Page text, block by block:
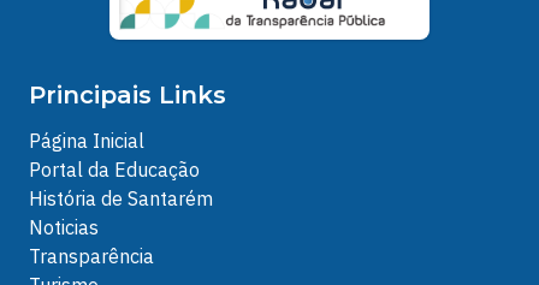
Principais Links
Página Inicial
Portal da Educação
História de Santarém
Noticias
Transparência